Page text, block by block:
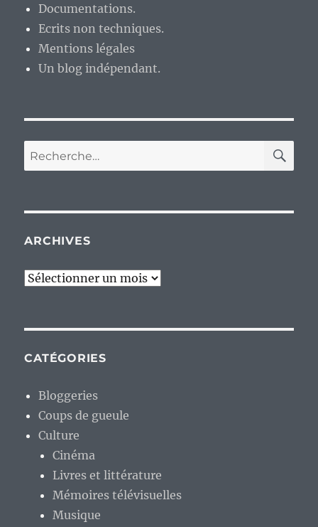
Documentations.
Ecrits non techniques.
Mentions légales
Un blog indépendant.
Recherche
pour :
ARCHIVES
Archives
CATÉGORIES
Bloggeries
Coups de gueule
Culture
Cinéma
Livres et littérature
Mémoires télévisuelles
Musique